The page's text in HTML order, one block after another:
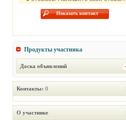
Показать контакт
Продукты участника
Доска объявлений
Контакты: 0
О участнике